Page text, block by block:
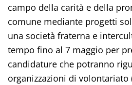
campo della carità e della
comune mediante progetti
una società fraterna e
tempo fino al 7 maggio per
candidature che potranno
organizzazioni di volontariato